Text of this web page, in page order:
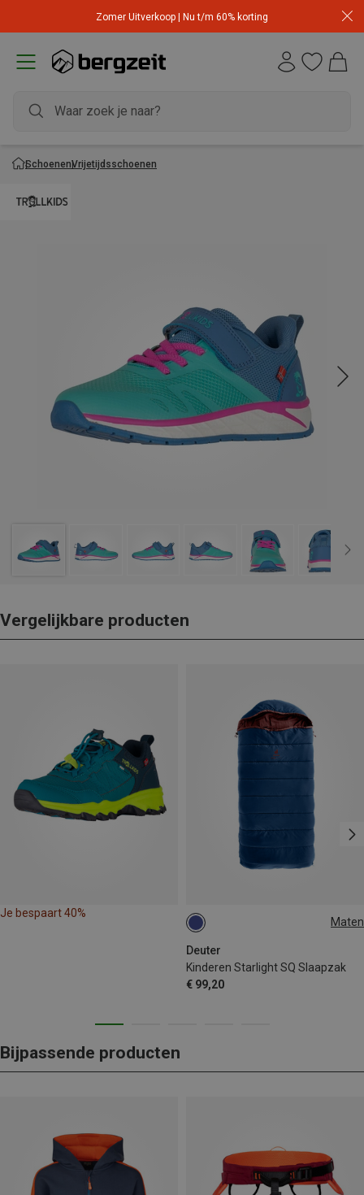
Zomer Uitverkoop | Nu t/m 60% korting
SchoenenVrijetijdsschoenen
Vergelijkbare producten
Je bespaart 40%
Maten
Deuter
Kinderen Starlight SQ Slaapzak
€ 99,20
130-170CM | LEFT
Bijpassende producten